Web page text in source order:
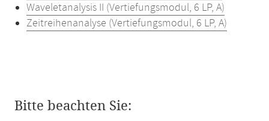
Waveletanalysis II (Vertiefungsmodul, 6 LP, A)
Zeitreihenanalyse (Vertiefungsmodul, 6 LP, A)
Bitte beachten Sie: